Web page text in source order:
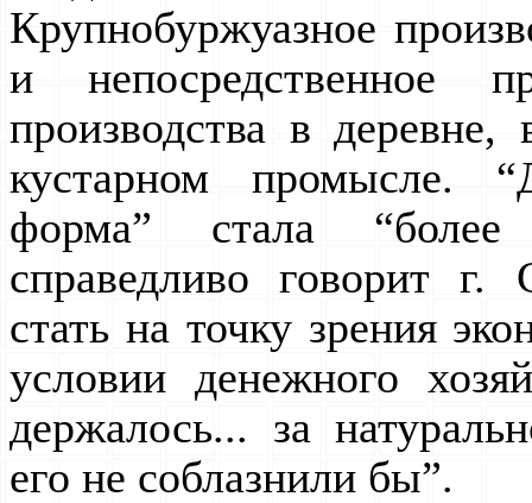
Крупнобуржуазное
и непосредственное
производства в
кустарном промысле.
форма” стала
справедливо говорит
стать на точку зрения
условии денежного
держалось... за
его не соблазнили бы”.